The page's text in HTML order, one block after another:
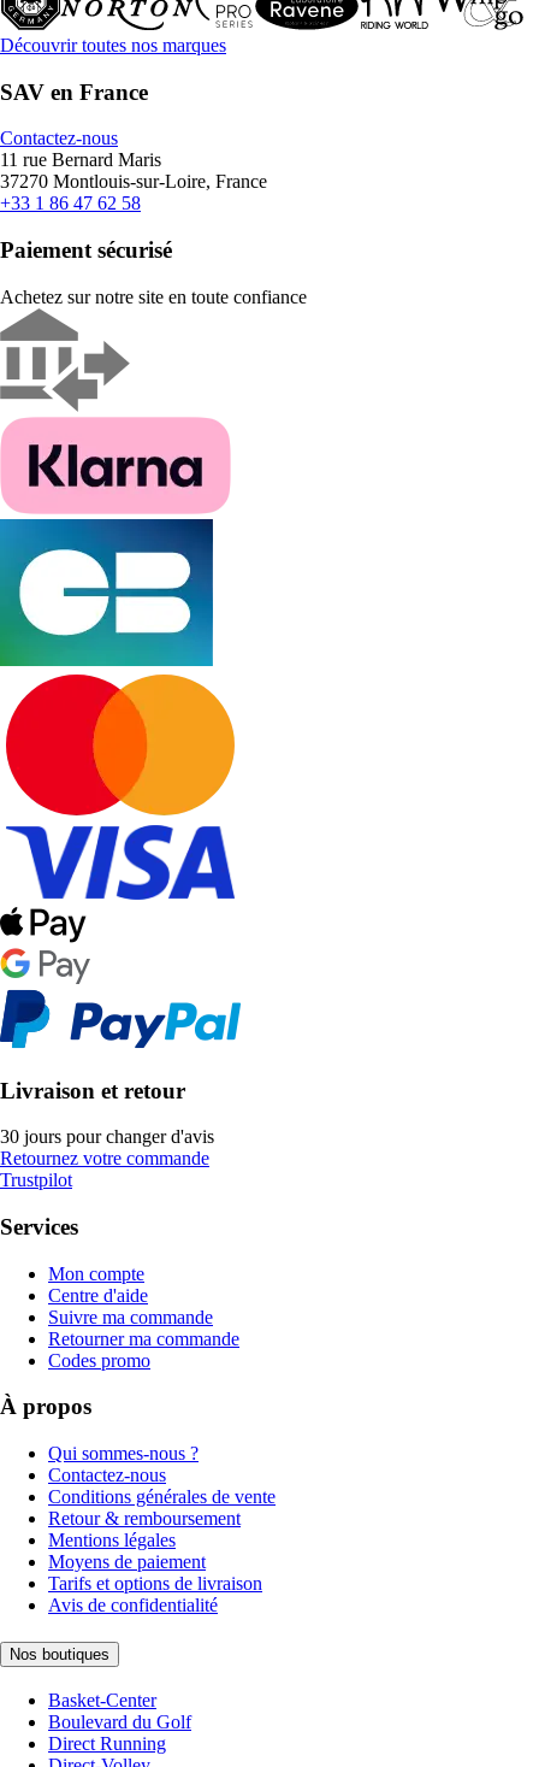
Découvrir toutes nos marques
SAV en France
Contactez-nous
11 rue Bernard Maris
37270 Montlouis-sur-Loire, France
+33 1 86 47 62 58
Paiement sécurisé
Achetez sur notre site en toute confiance
Livraison et retour
30 jours pour changer d'avis
Retournez votre commande
Trustpilot
Services
Mon compte
Centre d'aide
Suivre ma commande
Retourner ma commande
Codes promo
À propos
Qui sommes-nous ?
Contactez-nous
Conditions générales de vente
Retour & remboursement
Mentions légales
Moyens de paiement
Tarifs et options de livraison
Avis de confidentialité
Nos boutiques
Basket-Center
Boulevard du Golf
Direct Running